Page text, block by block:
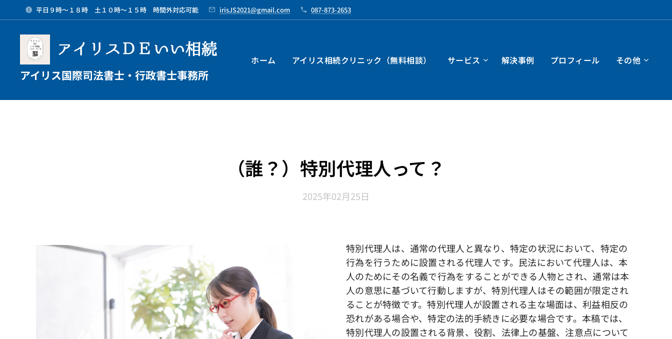
平日９時～１８時 土１０時～１５時 時間外対応可能 irisJS2021@gmail.com 087-873-2653
アイリスＤＥいい相続
アイリス国際司法書士・行政書士事務所
ホーム アイリス相続クリニック（無料相談） サービス 解決事例 プロフィール その他
（誰？）特別代理人って？
2025年02月25日
特別代理人は、通常の代理人と異なり、特定の状況において、特定の
行為を行うために設置される代理人です。民法において代理人は、本
人のためにその名義で行為をすることができる人物とされ、通常は本
人の意思に基づいて行動しますが、特別代理人はその範囲が限定され
ることが特徴です。特別代理人が設置される主な場面は、利益相反の
恐れがある場合や、特定の法的手続きに必要な場合です。本稿では、
特別代理人の設置される背景、役割、法律上の基盤、注意点について